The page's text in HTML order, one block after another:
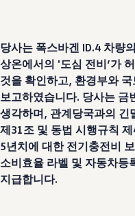
자기부담
폭스바겐
내 차 서비스
ID 서비스
내비게이
장거리 운
이전 모델
액세서리
차량용
라이프스
도움이 필요하
당사는 폭스바겐 ID.4 차량
상온에서의 '도심 전비’가
것을 확인하고, 환경부와
보고하였습니다. 당사는 금
생각하며, 관계당국과의 긴
제31조 및 동법 시행규칙
5년치에 대한 전기충전비
소비효율 라벨 및 자동차등
지급합니다.